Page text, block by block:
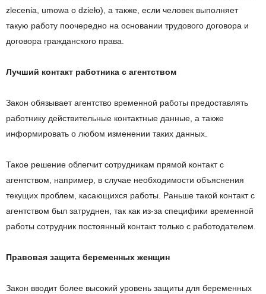
zlecenia, umowa o dzieło), а также, если человек выполняет
такую работу поочередно на основании трудового договора и
договора гражданского права.
Лучший контакт работника с агентством
Закон обязывает агентство временной работы предоставлять
работнику действительные контактные данные, а также
информировать о любом изменении таких данных.
Такое решение облегчит сотрудникам прямой контакт с
агентством, например, в случае необходимости объяснения
текущих проблем, касающихся работы. Раньше такой контакт с
агентством был затруднен, так как из-за специфики временной
работы сотрудник постоянный контакт только с работодателем.
Правовая защита беременных женщин
Закон вводит более высокий уровень защиты для беременных